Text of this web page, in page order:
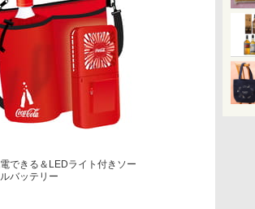
できる＆LEDライト付きソー
バッテリー